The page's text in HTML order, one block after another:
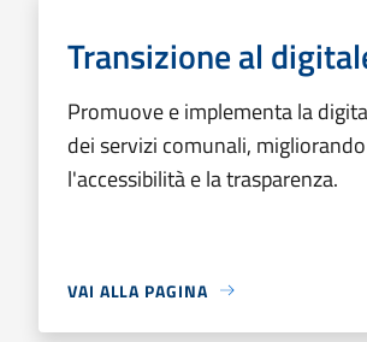
Transizione al
Promuove e implementa la
dei servizi comunali, migliorando
l'accessibilità e la trasparenza.
VAI ALLA PAGINA